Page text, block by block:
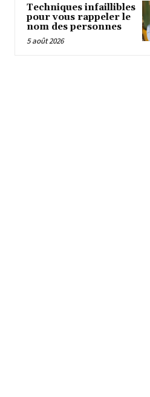
Techniques infaillibles
pour vous rappeler le
nom des personnes
5 août 2026